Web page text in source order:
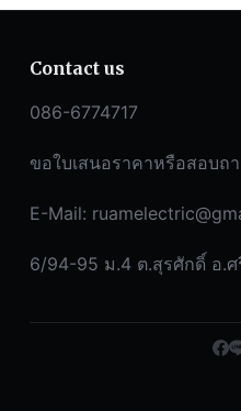
Contact us
086-6774717
ขอใบเสนอราคาหรือสอบถ
E-Mail:
6/94-95 ม.4 ต.สุรศักดิ์ อ.ศ